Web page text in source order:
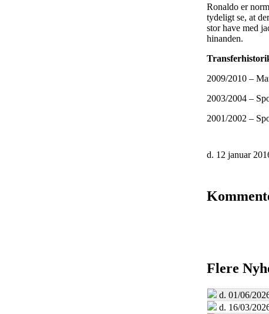
Ronaldo er
tydeligt se, at
stor have med
hinanden.
2009/2010 –
2003/2004 –
2001/2002 –
d. 12 januar
Flere
d. 01/06/
d. 16/03/